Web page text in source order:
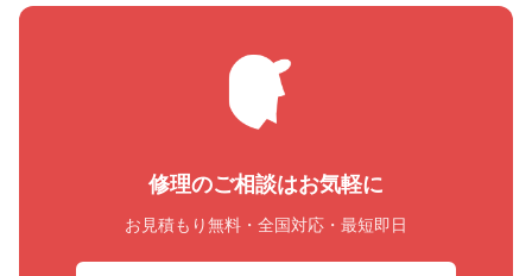
修理のご相談はお気軽に
お見積もり無料・全国対応・最短即日